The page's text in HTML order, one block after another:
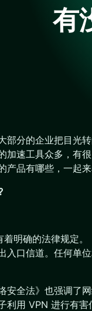
有
部分的企业把目光
加速工具众多，有
品有哪些，一起来
明确的法律规定
入口信道。任何单
安全法》也强调了
利用 VPN 进行有害